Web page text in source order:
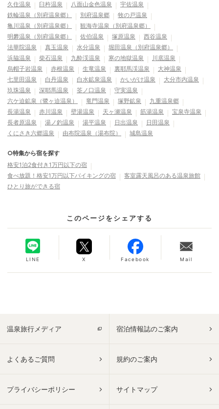
久住温泉
臼杵温泉 八面山金色温泉
宇佐温泉
鉄輪温泉（別府温泉郷）
別府温泉郷
牧の戸温泉
亀川温泉（別府温泉郷）
観海寺温泉（別府温泉郷）
明礬温泉（別府温泉郷）
佐伯温泉 塚原温泉
西谷温泉
法華院温泉
真玉温泉 水分温泉
堀田温泉（別府温泉郷）
浜脇温泉
柴石温泉 九酔渓温泉 寒の地獄温泉
川底温泉
烏帽子岩温泉
赤根温泉 生竜温泉 裏耶馬渓温泉
大神温泉
七里田温泉
白丹温泉 白水鉱泉温泉 かいがけ温泉
大分市内温泉
玖珠温泉
深耶馬温泉 筌ノ口温泉
守実温泉
六ケ迫鉱泉（鷺ヶ迫温泉）
竜門温泉 塚野鉱泉
九重温泉郷
長湯温泉
赤川温泉 壁湯温泉 天ヶ瀬温泉 筋湯温泉
宝泉寺温泉
長者原温泉
湯ノ釣温泉 湯平温泉 日出温泉
日田温泉
くにさき六郷温泉
由布院温泉（湯布院） 城島温泉
○特集から宿を探す
格安1泊2食付き1万円以下の宿
食べ放題！格安1万円以下バイキングの宿
客室露天風呂のある温泉旅館
ひとり旅ができる宿
このページをシェアする
LINE X Facebook Mail
温泉旅行メディア 宿泊情報誌のご案内
よくあるご質問 規約のご案内
プライバシーポリシー サイトマップ